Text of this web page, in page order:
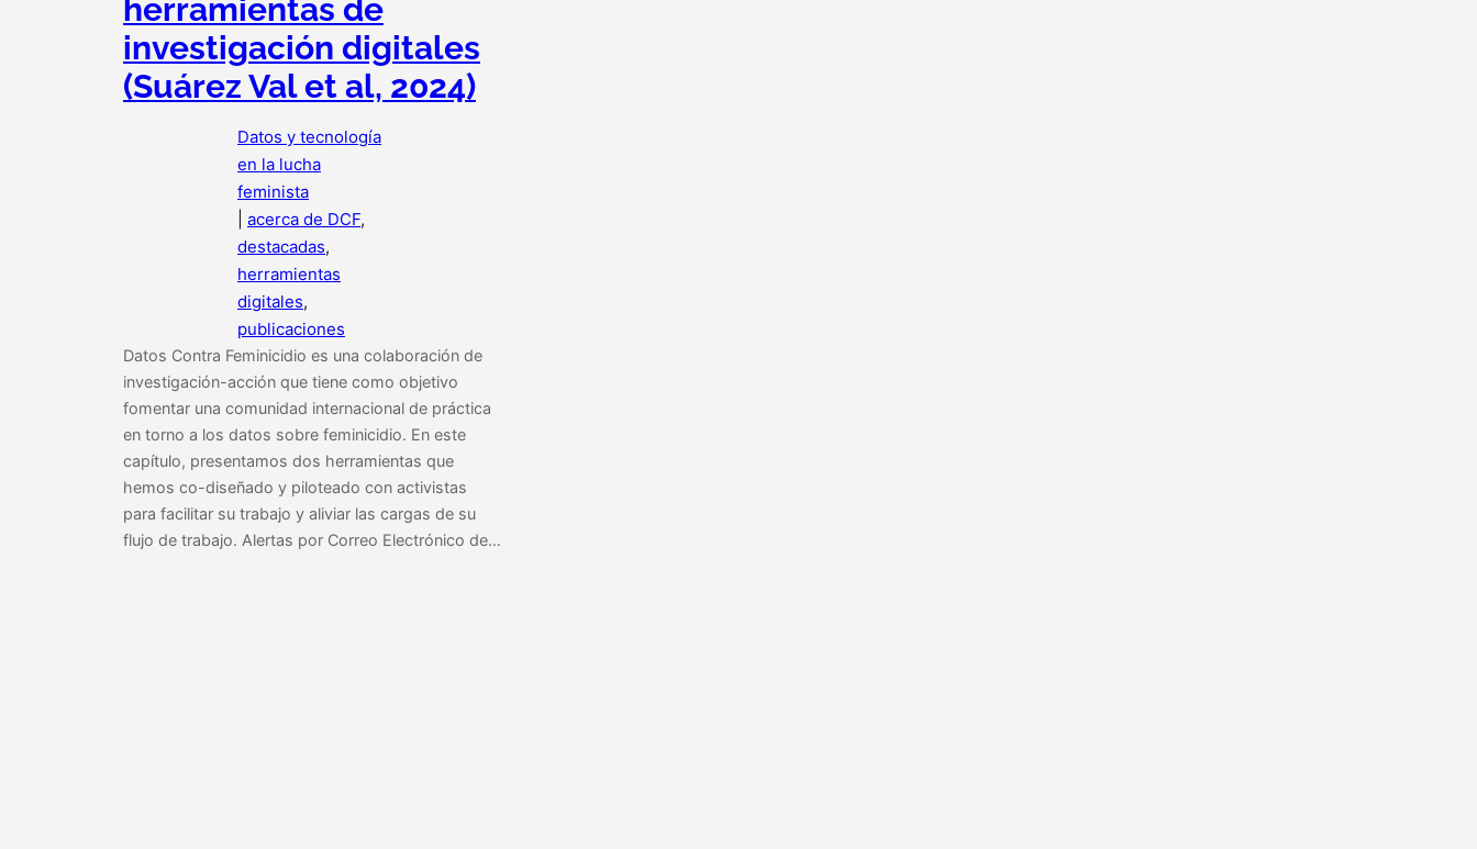
herramientas de
investigación digitales
(Suárez Val et al, 2024)
Datos y tecnología
en la lucha
feminista
acerca de DCF
destacadas
herramientas
digitales
publicaciones
Datos Contra Feminicidio es una colaboración de
investigación-acción que tiene como objetivo
fomentar una comunidad internacional de práctica
en torno a los datos sobre feminicidio. En este
capítulo, presentamos dos herramientas que
hemos co-diseñado y piloteado con activistas
para facilitar su trabajo y aliviar las cargas de su
flujo de trabajo. Alertas por Correo Electrónico de…